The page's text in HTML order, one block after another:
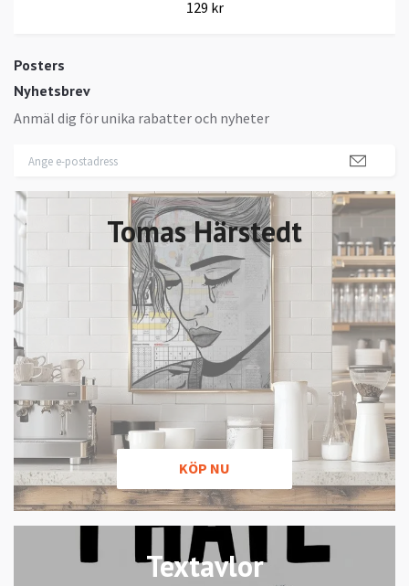
Posters
Nyhetsbrev
Anmäl dig för unika rabatter och nyheter
Tomas Härstedt
KÖP NU
Textavlor
129 kr